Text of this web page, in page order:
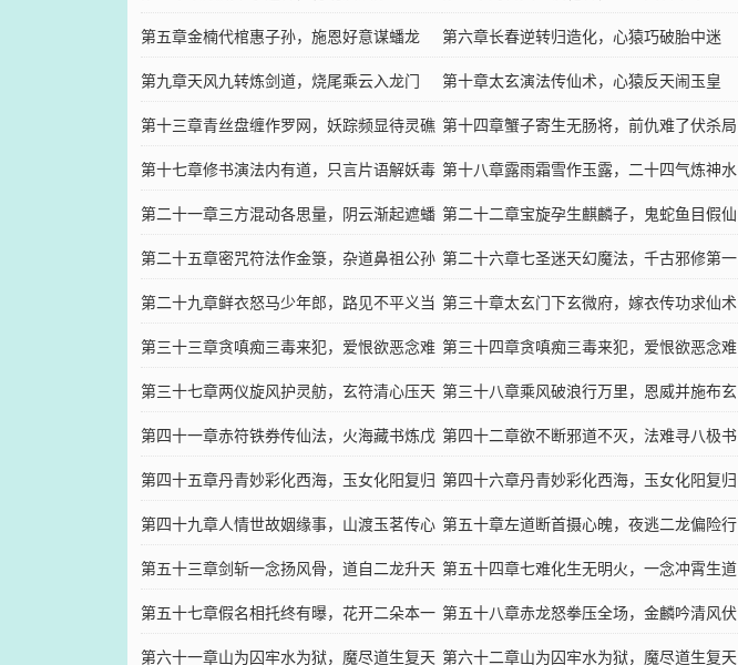
第五章金楠代棺惠子孙，施恩好意谋蟠龙
第六章长春逆转归造化，心猿巧破胎中迷
第九章天风九转炼剑道，烧尾乘云入龙门
第十章太玄演法传仙术，心猿反天闹玉皇
第十三章青丝盘缠作罗网，妖踪频显待灵礁 第十四章蟹子寄生无肠将，前仇难了伏杀局
第十七章修书演法内有道，只言片语解妖毒 第十八章露雨霜雪作玉露，二十四气炼神水
第二十一章三方混动各思量，阴云渐起遮蟠
龙
第二十二章宝旋孕生麒麟子，鬼蛇鱼目假仙
缘
第二十五章密咒符法作金箓，杂道鼻祖公孙
书
第二十六章七圣迷天幻魔法，千古邪修第一
人
第二十九章鲜衣怒马少年郎，路见不平义当
头
第三十章太玄门下玄微府，嫁衣传功求仙术
第三十三章贪嗔痴三毒来犯，爱恨欲恶念难
消（中）
第三十四章贪嗔痴三毒来犯，爱恨欲恶念难
消（下）
第三十七章两仪旋风护灵舫，玄符清心压天
魔
第三十八章乘风破浪行万里，恩威并施布玄
雀
第四十一章赤符铁券传仙法，火海藏书炼戊
精
第四十二章欲不断邪道不灭，法难寻八极书
藏
第四十五章丹青妙彩化西海，玉女化阳复归
阴（上）
第四十六章丹青妙彩化西海，玉女化阳复归
阴（中）
第四十九章人情世故姻缘事，山渡玉茗传心
诀
第五十章左道断首摄心魄，夜逃二龙偏险行
第五十三章剑斩一念扬风骨，道自二龙升天
门
第五十四章七难化生无明火，一念冲霄生道
根。
第五十七章假名相托终有曝，花开二朵本一
枝
第五十八章赤龙怒拳压全场，金麟吟清风伏
魔
第六十一章山为囚牢水为狱，魔尽道生复天 第六十二章山为囚牢水为狱，魔尽道生复天